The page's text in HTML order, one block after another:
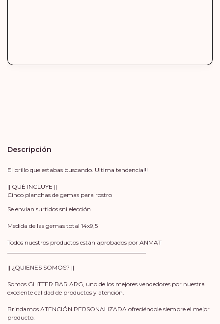
Descripción
El brillo que estabas buscando. Ultima tendencia!!!
|| QUÉ INCLUYE ||
Cinco planchas de gemas para rostro
Se envian surtidos sni elección
Medida de las gemas total 14x9,5
Todos nuestros productos están aprobados por ANMAT
|| ¿QUIENES SOMOS? ||
Somos GLITTER BAR ARG, uno de los mejores vendedores por nuestra
excelente calidad de productos y atención.
Brindamos ATENCIÓN PERSONALIZADA ofreciéndole siempre el mejor
producto.